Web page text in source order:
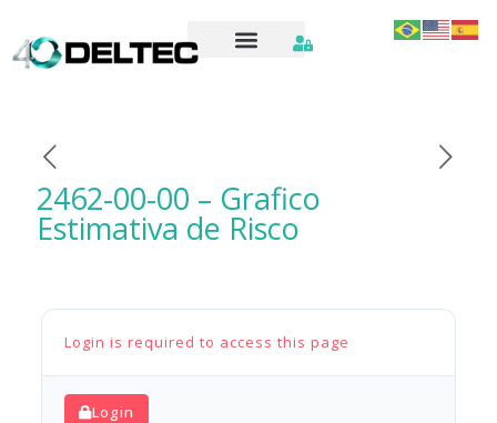
2462-00-00 – Grafico
Estimativa de Risco
Login is required to access this page
Login